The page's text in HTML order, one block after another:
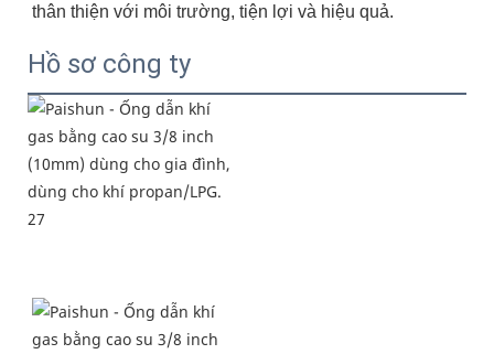
thân thiện với môi trường, tiện lợi và hiệu quả.
Hồ sơ công ty